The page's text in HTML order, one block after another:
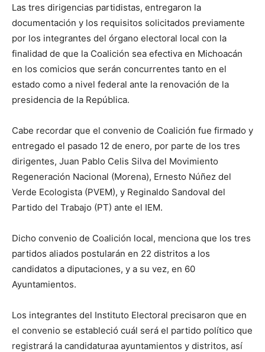
Las tres dirigencias partidistas, entregaron la
documentación y los requisitos solicitados previamente
por los integrantes del órgano electoral local con la
finalidad de que la Coalición sea efectiva en Michoacán
en los comicios que serán concurrentes tanto en el
estado como a nivel federal ante la renovación de la
presidencia de la República.
Cabe recordar que el convenio de Coalición fue firmado y
entregado el pasado 12 de enero, por parte de los tres
dirigentes, Juan Pablo Celis Silva del Movimiento
Regeneración Nacional (Morena), Ernesto Núñez del
Verde Ecologista (PVEM), y Reginaldo Sandoval del
Partido del Trabajo (PT) ante el IEM.
Dicho convenio de Coalición local, menciona que los tres
partidos aliados postularán en 22 distritos a los
candidatos a diputaciones, y a su vez, en 60
Ayuntamientos.
Los integrantes del Instituto Electoral precisaron que en
el convenio se estableció cuál será el partido político que
registrará la candidaturaa ayuntamientos y distritos, así